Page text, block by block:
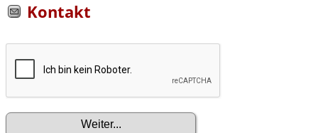
Kontakt